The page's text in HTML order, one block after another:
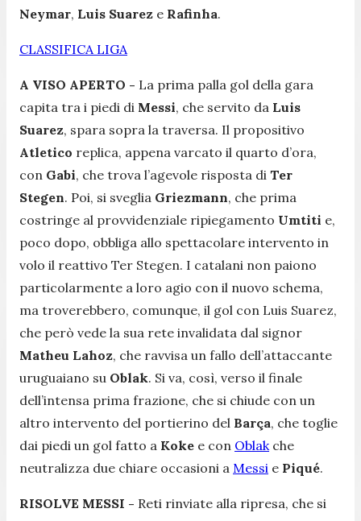
Neymar, Luis Suarez e Rafinha.
CLASSIFICA LIGA
A VISO APERTO - La prima palla gol della gara
capita tra i piedi di Messi, che servito da Luis
Suarez, spara sopra la traversa. Il propositivo
Atletico replica, appena varcato il quarto d’ora,
con Gabi, che trova l’agevole risposta di Ter
Stegen. Poi, si sveglia Griezmann, che prima
costringe al provvidenziale ripiegamento Umtiti e,
poco dopo, obbliga allo spettacolare intervento in
volo il reattivo Ter Stegen. I catalani non paiono
particolarmente a loro agio con il nuovo schema,
ma troverebbero, comunque, il gol con Luis Suarez,
che però vede la sua rete invalidata dal signor
Matheu Lahoz, che ravvisa un fallo dell’attaccante
uruguaiano su Oblak. Si va, così, verso il finale
dell’intensa prima frazione, che si chiude con un
altro intervento del portierino del Barça, che toglie
dai piedi un gol fatto a Koke e con Oblak che
neutralizza due chiare occasioni a Messi e Piqué.
RISOLVE MESSI - Reti rinviate alla ripresa, che si